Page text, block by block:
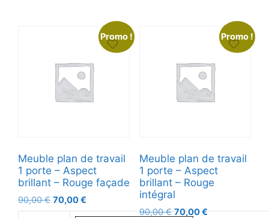
Promo !
Meuble plan de travail
1 porte – Aspect
brillant – Rouge façade
90,00€ 70,00€
Promo !
Meuble plan de travail
1 porte – Aspect
brillant – Rouge
intégral
90,00€ 70,00€